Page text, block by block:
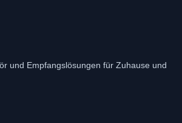
und Empfangslösungen für Zuhause und